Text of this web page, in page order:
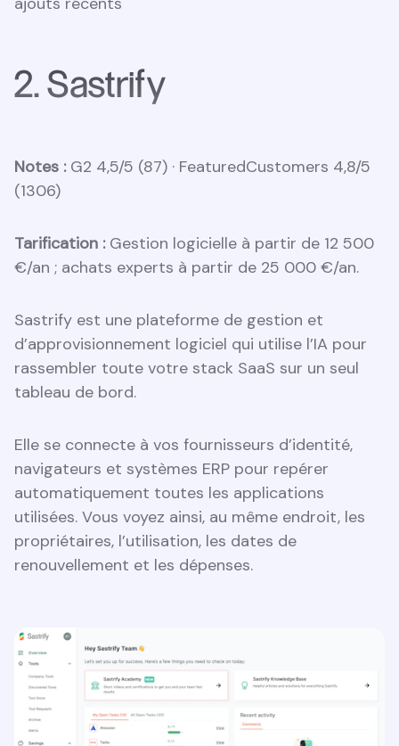
2. Sastrify
Notes :G2 4,5/5 (87) · FeaturedCustomers 4,8/5
(1306)
Tarification :Gestion logicielle à partir de 12 500
€/an ; achats experts à partir de 25 000 €/an.
Sastrify est une plateforme de gestion et
d’approvisionnement logiciel qui utilise l’IA pour
rassembler toute votre stack SaaS sur un seul
tableau de bord.
Elle se connecte à vos fournisseurs d’identité,
navigateurs et systèmes ERP pour repérer
automatiquement toutes les applications
utilisées. Vous voyez ainsi, au même endroit, les
propriétaires, l’utilisation, les dates de
renouvellement et les dépenses.